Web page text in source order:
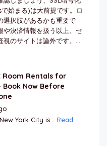
始まる)は大前提です。ロ
選択肢があるかも重要で
や決済情報を扱う以上、セ
視のサイトは論外です。...
Room Rentals for
Book Now Before
York City is... Read